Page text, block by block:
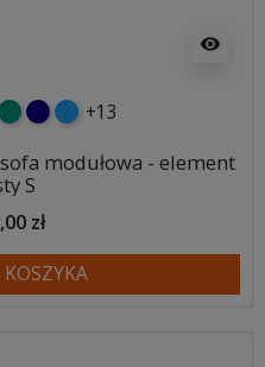
visibility
granatowy
niebieski
+13
modułowa - element
S
zł